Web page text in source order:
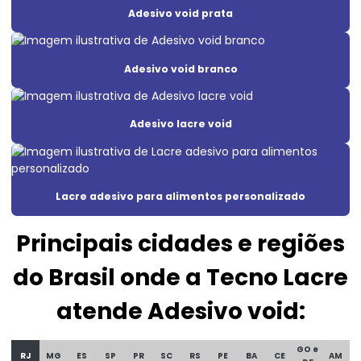
Adesivo void branco
Etiqueta adesiva casca de ovo
Etiqueta adesiva void
Etiqueta casca de ovo personalizado
Etiqueta lacre casca de ovo
Etiqueta lacre de garantia
Adesivo void prata
Adesivo void branco
Adesivo lacre void
Lacre adesivo para alimentos personalizado
Principais cidades e regiões
do Brasil onde a Tecno Lacre
atende Adesivo void:
RJ MG ES SP PR SC RS PE BA CE
GO e
AM